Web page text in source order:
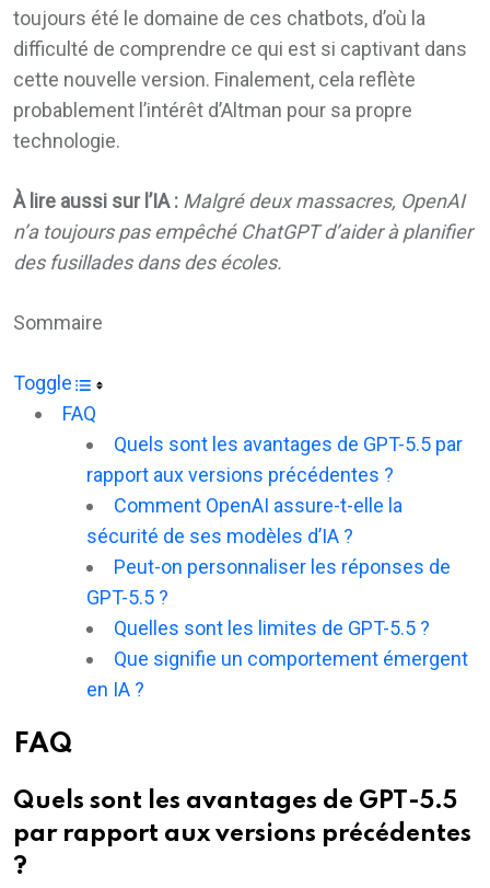
toujours été le domaine de ces chatbots, d’où la
difficulté de comprendre ce qui est si captivant dans
cette nouvelle version. Finalement, cela reflète
probablement l’intérêt d’Altman pour sa propre
technologie.
À lire aussi sur l’IA : Malgré deux massacres, OpenAI
n’a toujours pas empêché ChatGPT d’aider à planifier
des fusillades dans des écoles.
Sommaire
Toggle
FAQ
Quels sont les avantages de GPT-5.5 par
rapport aux versions précédentes ?
Comment OpenAI assure-t-elle la
sécurité de ses modèles d’IA ?
Peut-on personnaliser les réponses de
GPT-5.5 ?
Quelles sont les limites de GPT-5.5 ?
Que signifie un comportement émergent
en IA ?
FAQ
Quels sont les avantages de GPT-5.5
par rapport aux versions précédentes
?